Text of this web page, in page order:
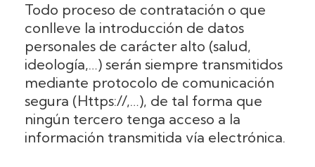
Todo proceso de contratación o que
conlleve la introducción de datos
personales de carácter alto (salud,
ideología,…) serán siempre transmitidos
mediante protocolo de comunicación
segura (Https://,…), de tal forma que
ningún tercero tenga acceso a la
información transmitida vía electrónica.